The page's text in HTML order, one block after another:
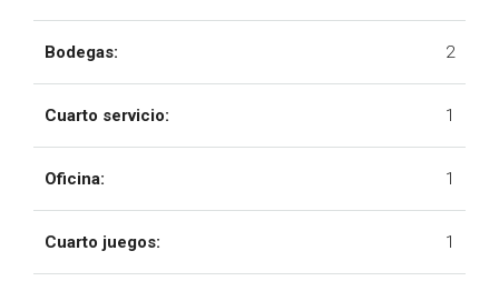
Bodegas: 2
Cuarto servicio: 1
Oficina: 1
Cuarto juegos: 1